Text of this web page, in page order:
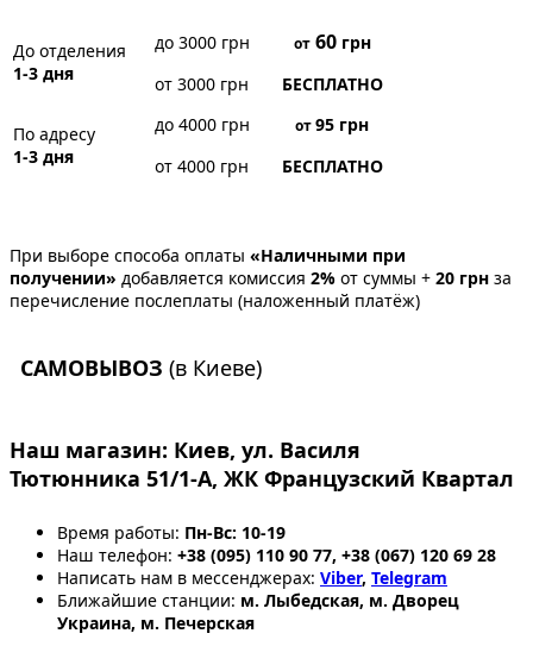
До отделения
1-3 дня
до 3000 грн от60грн
от 3000 грн
БЕСПЛАТНО
По адресу
1-3 дня
до 4000 грн от95 грн
от 4000 грн
БЕСПЛАТНО
При выборе способа оплаты «Наличными при
получении» добавляется комиссия 2% от суммы + 20 грн за
перечисление послеплаты (наложенный платёж)
САМОВЫВОЗ (в Киеве)
Наш магазин: Киев, ул. Василя
Тютюнника 51/1-А, ЖК Французский Квартал
Время работы: Пн-Вс: 10-19
Наш телефон: +38 (095) 110 90 77, +38 (067) 120 69 28
Написать нам в мессенджерах: Viber, Telegram
Ближайшие станции: м. Лыбедская, м. Дворец
Украина, м. Печерская